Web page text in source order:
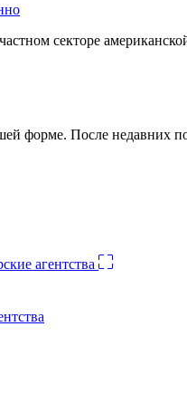
секторе
форме. После